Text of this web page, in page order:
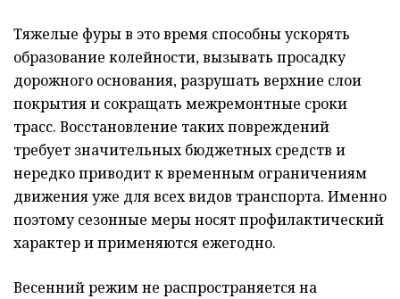
Тяжелые фуры в это время способны ускорять
образование колейности, вызывать просадку
дорожного основания, разрушать верхние слои
покрытия и сокращать межремонтные сроки
трасс. Восстановление таких повреждений
требует значительных бюджетных средств и
нередко приводит к временным ограничениям
движения уже для всех видов транспорта. Именно
поэтому сезонные меры носят профилактический
характер и применяются ежегодно.
Весенний режим не распространяется на